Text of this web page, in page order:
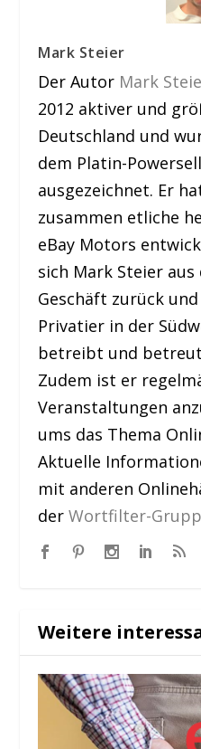
Mark Steier
Der Autor Mark
2012 aktiver und
Deutschland und
dem Platin-
ausgezeichnet. Er
zusammen etliche
eBay Motors
sich Mark Steier
Geschäft zurück
Privatier in der
betreibt und
Zudem ist er
Veranstaltungen
ums das Thema
Aktuelle
mit anderen
derWortfilter-
Weitere